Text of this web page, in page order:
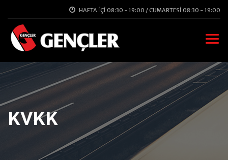
HAFTA İÇI 08:30 - 19:00 / CUMARTESI 08:30 - 19:00
KVKK